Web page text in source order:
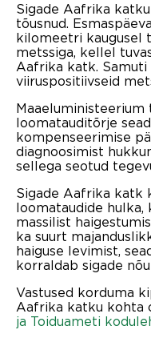
Sigade Aafrika
tõusnud.
kilomeetri kaugusel
metssiga, kellel
Aafrika katk. Samuti
viiruspositiivseid
Maaeluministeerium
loomatauditõrje
kompenseerimise
diagnoosimist
sellega seotud
Sigade Aafrika katk
loomataudide hulka,
massilist
ka suurt
haiguse levimist,
korraldab sigade
Vastused korduma
Aafrika katku kohta
ja Toiduameti